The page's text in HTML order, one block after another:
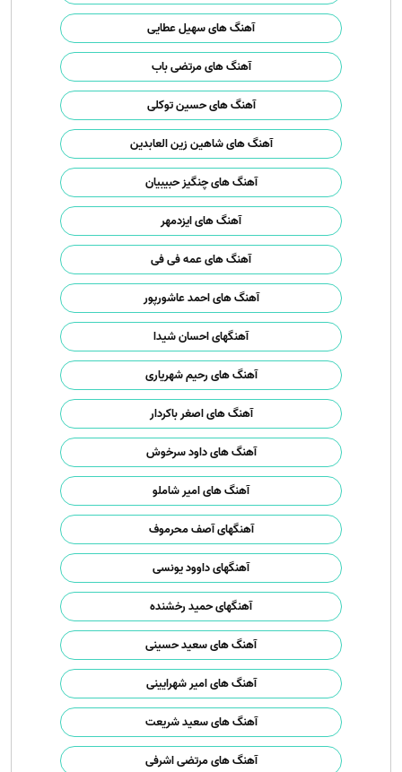
آهنگ های سهیل عطایی
آهنگ های مرتضی باب
آهنگ های حسین توکلی
آهنگ های شاهین زین العابدین
آهنگ های چنگیز حبیبیان
آهنگ های ایزدمهر
آهنگ های عمه فی فی
آهنگ های احمد عاشورپور
آهنگهای احسان شیدا
آهنگ های رحیم شهریاری
آهنگ های اصغر باکردار
آهنگ های داود سرخوش
آهنگ های امیر شاملو
آهنگهای آصف محرموف
آهنگهای داوود یونسی
آهنگهای حمید رخشنده
آهنگ های سعید حسینی
آهنگ های امیر شهرایینی
آهنگ های سعید شریعت
آهنگ های مرتضی اشرفی